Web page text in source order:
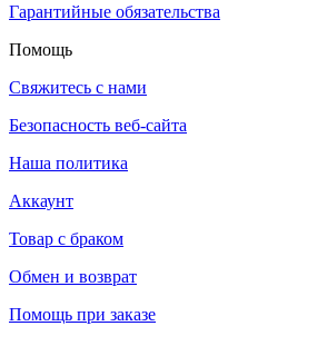
Гарантийные обязательства
Помощь
Свяжитесь с нами
Безопасность веб-сайта
Наша политика
Аккаунт
Товар с браком
Обмен и возврат
Помощь при заказе